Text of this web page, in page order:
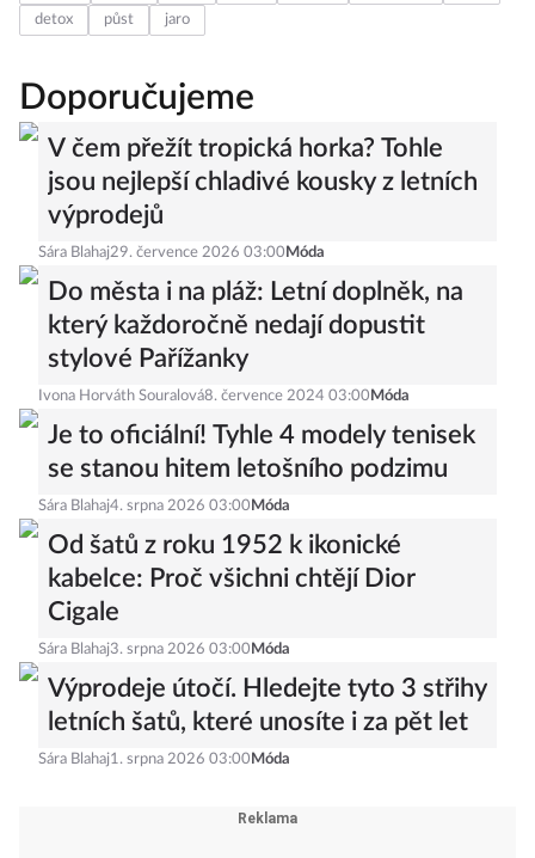
detox
půst jaro
Doporučujeme
V čem přežít tropická horka? Tohle
jsou nejlepší chladivé kousky z letních
výprodejů
Sára Blahaj29. července 2026 03:00 Móda
Do města i na pláž: Letní doplněk, na
který každoročně nedají dopustit
stylové Pařížanky
Ivona Horváth Souralová8. července 2024 03:00 Móda
Je to oficiální! Tyhle 4 modely tenisek
se stanou hitem letošního podzimu
Sára Blahaj4. srpna 2026 03:00 Móda
Od šatů z roku 1952 k ikonické
kabelce: Proč všichni chtějí Dior
Cigale
Sára Blahaj3. srpna 2026 03:00 Móda
Výprodeje útočí. Hledejte tyto 3 střihy
letních šatů, které unosíte i za pět let
Sára Blahaj1. srpna 2026 03:00 Móda